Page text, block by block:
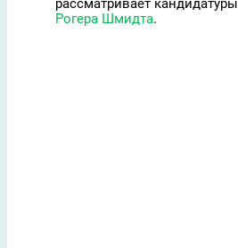
рассматривает кандидатуры
Рогера Шмидта.